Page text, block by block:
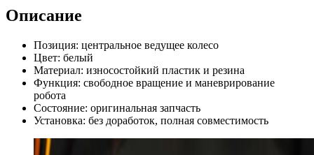
Описание
Позиция: центральное ведущее колесо
Цвет: белый
Материал: износостойкий пластик и резина
Функция: свободное вращение и маневрирование
робота
Состояние: оригинальная запчасть
Установка: без доработок, полная совместимость